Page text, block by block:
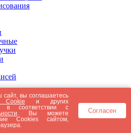
рублей
рублей
рублей
рублей
рублей
вы соглашаетесь
и других
в соответствии с
. Вы можете
Cookies сайтом,
Согласен